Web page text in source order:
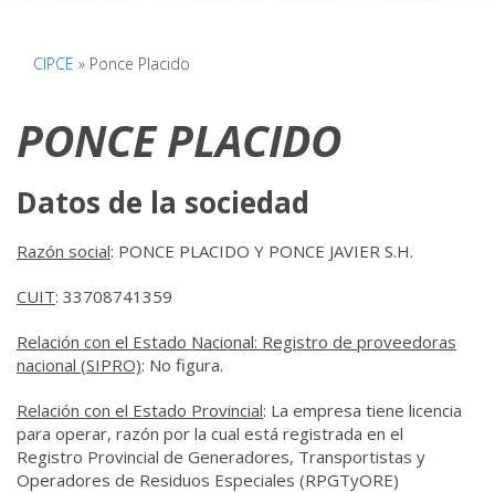
CIPCE » Ponce Placido
PONCE PLACIDO
Datos de la sociedad
Razón social: PONCE PLACIDO Y PONCE JAVIER S.H.
CUIT: 33708741359
Relación con el Estado Nacional: Registro de proveedoras
nacional (SIPRO): No figura.
Relación con el Estado Provincial: La empresa tiene licencia
para operar, razón por la cual está registrada en el ​
Registro Provincial de Generadores, Transportistas y
Operadores de Residuos Especiales (RPGTyORE)